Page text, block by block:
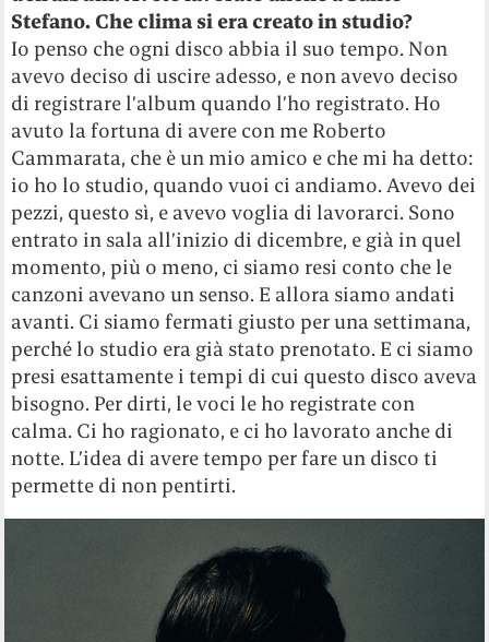
Stefano. Che clima si era creato in studio?
Io penso che ogni disco abbia il suo tempo. Non
avevo deciso di uscire adesso, e non avevo deciso
di registrare l’album quando l’ho registrato. Ho
avuto la fortuna di avere con me Roberto
Cammarata, che è un mio amico e che mi ha detto:
io ho lo studio, quando vuoi ci andiamo. Avevo dei
pezzi, questo sì, e avevo voglia di lavorarci. Sono
entrato in sala all’inizio di dicembre, e già in quel
momento, più o meno, ci siamo resi conto che le
canzoni avevano un senso. E allora siamo andati
avanti. Ci siamo fermati giusto per una settimana,
perché lo studio era già stato prenotato. E ci siamo
presi esattamente i tempi di cui questo disco aveva
bisogno. Per dirti, le voci le ho registrate con
calma. Ci ho ragionato, e ci ho lavorato anche di
notte. L’idea di avere tempo per fare un disco ti
permette di non pentirti.